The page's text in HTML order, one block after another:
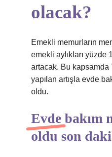
olacak?
Emekli memurların
emekli aylıkları yüzde
artacak. Bu kapsamda
yapılan artışla evde
oldu.
Evde bakım
oldu son